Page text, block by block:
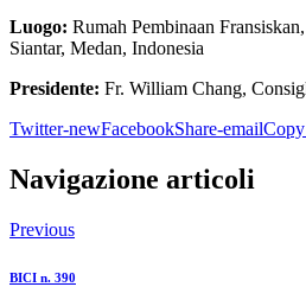
Luogo: Rumah Pembinaan
Siantar, Medan, Indonesia
Presidente: Fr. William Chang,
Twitter-newFacebookShare-email
Navigazione articoli
Previous
BICI n. 390